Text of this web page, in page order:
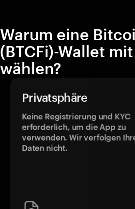
Warum eine
(BTCFi)-Wallet
wählen?
Privatsphäre
Keine Registrierung und KYC
erforderlich, um die App zu
verwenden. Wir verfolgen
Daten nicht.